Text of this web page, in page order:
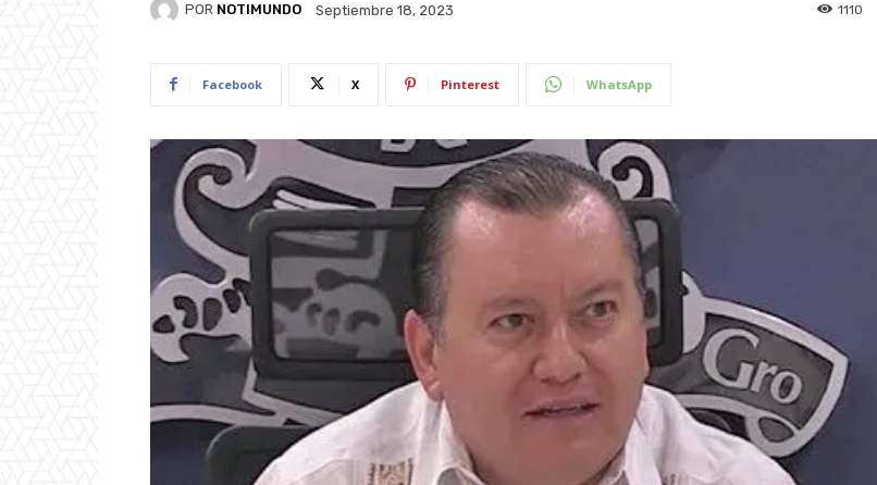
POR NOTIMUNDO Septiembre 18, 2023 1110
Facebook X Pinterest WhatsApp